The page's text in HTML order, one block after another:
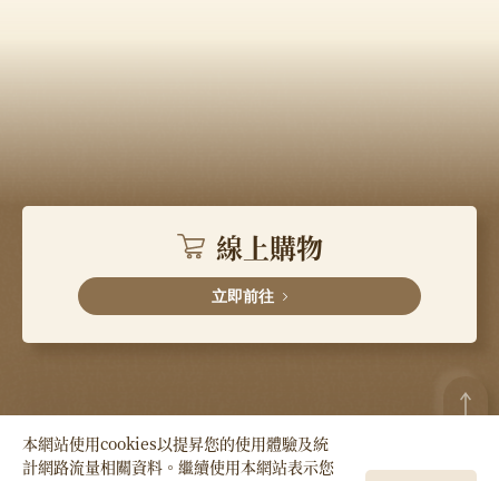
線上購物
立即前往
Copyright © HSIN TUNG YANG Co., LTD. All
本網站使用cookies以提昇您的使用體驗及統
計網路流量相關資料。繼續使用本網站表示您